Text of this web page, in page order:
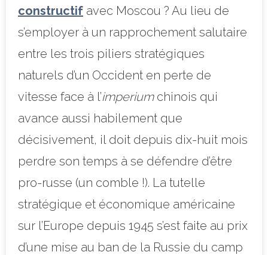
constructif avec Moscou ? Au lieu de
s’employer à un rapprochement salutaire
entre les trois piliers stratégiques
naturels d’un Occident en perte de
vitesse face à l’imperiumchinois qui
avance aussi habilement que
décisivement, il doit depuis dix-huit mois
perdre son temps à se défendre d’être
pro-russe (un comble !). La tutelle
stratégique et économique américaine
sur l’Europe depuis 1945 s’est faite au prix
d’une mise au ban de la Russie du camp